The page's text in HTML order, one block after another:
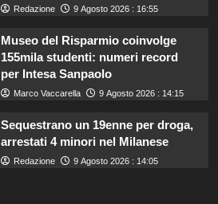
Redazione 9 Agosto 2026 : 16:55
Museo del Risparmio coinvolge
155mila studenti: numeri record
per Intesa Sanpaolo
Marco Vaccarella 9 Agosto 2026 : 14:15
Sequestrano un 19enne per droga,
arrestati 4 minori nel Milanese
Redazione 9 Agosto 2026 : 14:05